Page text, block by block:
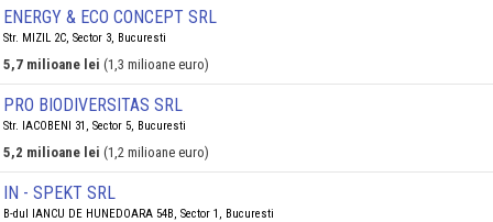
ENERGY & ECO CONCEPT SRL
Str. MIZIL 2C, Sector 3, Bucuresti
5,7 milioane lei (1,3 milioane euro)
PRO BIODIVERSITAS SRL
Str. IACOBENI 31, Sector 5, Bucuresti
5,2 milioane lei (1,2 milioane euro)
IN - SPEKT SRL
B-dul IANCU DE HUNEDOARA 54B, Sector 1, Bucuresti